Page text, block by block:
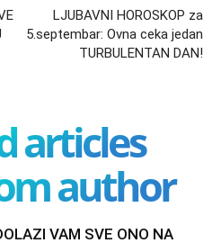
LJUBAVNI HOROSKOP za
5.septembar: Ovna ceka jedan
TURBULENTAN DAN!
articles
author
VAM SVE ONO NA